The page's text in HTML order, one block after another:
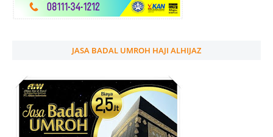
JASA BADAL UMROH HAJI ALHIJAZ